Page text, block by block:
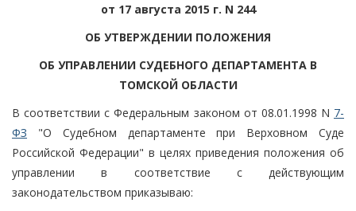
от 17 августа 2015 г. N 244
ОБ УТВЕРЖДЕНИИ ПОЛОЖЕНИЯ
ОБ УПРАВЛЕНИИ СУДЕБНОГО ДЕПАРТАМЕНТА В
ТОМСКОЙ ОБЛАСТИ
В соответствии с Федеральным законом от 08.01.1998 N 7-
ФЗ "О Судебном департаменте при Верховном Суде
Российской Федерации" в целях приведения положения об
управлении в соответствие с действующим
законодательством приказываю: